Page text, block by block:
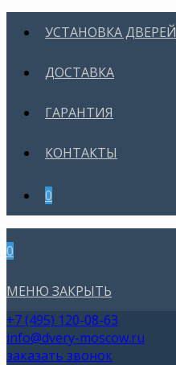
УСТАНОВКА ДВЕРЕЙ
ДОСТАВКА
ГАРАНТИЯ
КОНТАКТЫ
0
0
МЕНЮ ЗАКРЫТЬ
+7 (495) 120-08-63
info@dvery-moscow.ru
заказать звонок